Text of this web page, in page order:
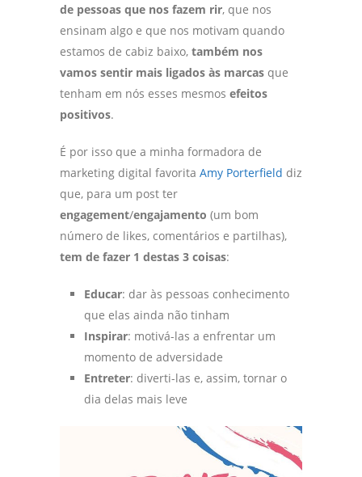
de pessoas que nos fazem rir, que nos
ensinam algo e que nos motivam quando
estamos de cabiz baixo, também nos
vamos sentir mais ligados às marcas que
tenham em nós esses mesmos efeitos
positivos.
É por isso que a minha formadora de
marketing digital favorita Amy Porterfield diz
que, para um post ter
engagement/engajamento (um bom
número de likes, comentários e partilhas),
tem de fazer 1 destas 3 coisas:
Educar: dar às pessoas conhecimento
que elas ainda não tinham
Inspirar: motivá-las a enfrentar um
momento de adversidade
Entreter: diverti-las e, assim, tornar o
dia delas mais leve